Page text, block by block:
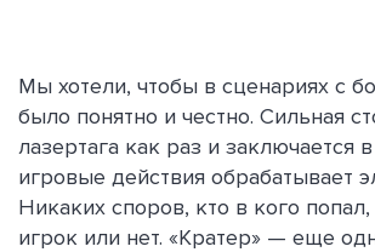
Мы хотели, чтобы в сценариях с
было понятно и честно. Сильная
лазертага как раз и заключается
игровые действия обрабатывает
Никаких споров, кто в кого
игрок или нет. «Кратер» — еще